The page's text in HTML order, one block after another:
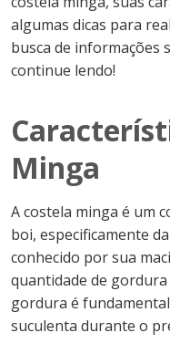
algumas dicas para
busca de informações
continue lendo!
Minga
A costela minga é um
boi, especificamente
conhecido por sua
quantidade de gordura
gordura é
suculenta durante o